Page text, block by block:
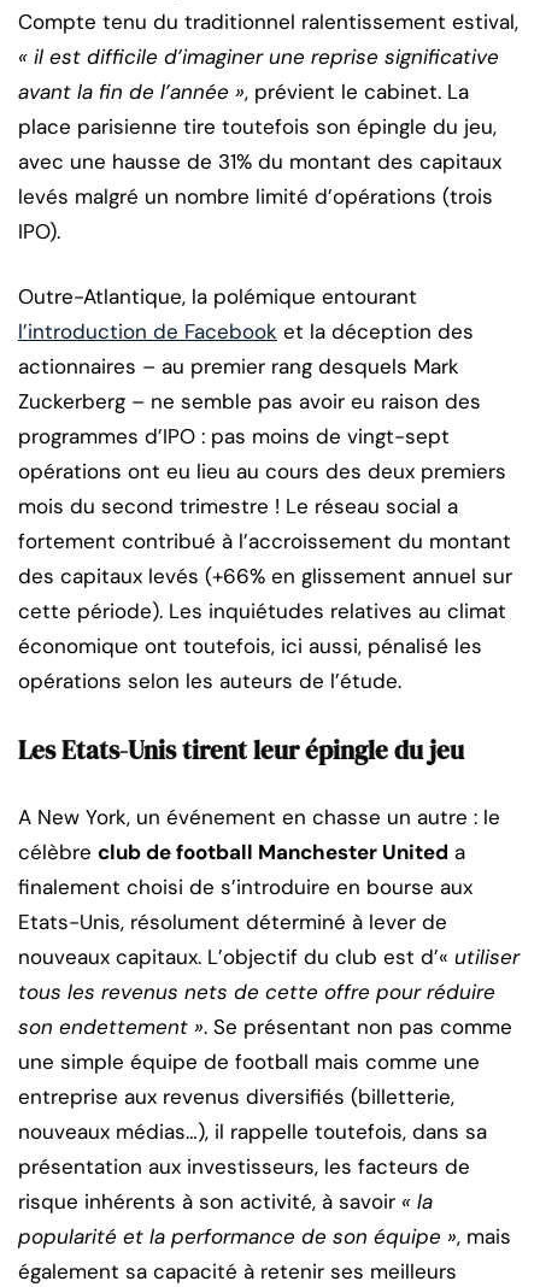
Compte tenu du traditionnel ralentissement estival,
« il est difficile d’imaginer une reprise significative
avant la fin de l’année », prévient le cabinet. La
place parisienne tire toutefois son épingle du jeu,
avec une hausse de 31% du montant des capitaux
levés malgré un nombre limité d’opérations (trois
IPO).
Outre-Atlantique, la polémique entourant
l’introduction de Facebook et la déception des
actionnaires – au premier rang desquels Mark
Zuckerberg – ne semble pas avoir eu raison des
programmes d’IPO : pas moins de vingt-sept
opérations ont eu lieu au cours des deux premiers
mois du second trimestre ! Le réseau social a
fortement contribué à l’accroissement du montant
des capitaux levés (+66% en glissement annuel sur
cette période). Les inquiétudes relatives au climat
économique ont toutefois, ici aussi, pénalisé les
opérations selon les auteurs de l’étude.
Les Etats-Unis tirent leur épingle du jeu
A New York, un événement en chasse un autre : le
célèbre club de football Manchester United a
finalement choisi de s’introduire en bourse aux
Etats-Unis, résolument déterminé à lever de
nouveaux capitaux. L’objectif du club est d’« utiliser
tous les revenus nets de cette offre pour réduire
son endettement ». Se présentant non pas comme
une simple équipe de football mais comme une
entreprise aux revenus diversifiés (billetterie,
nouveaux médias…), il rappelle toutefois, dans sa
présentation aux investisseurs, les facteurs de
risque inhérents à son activité, à savoir « la
popularité et la performance de son équipe », mais
également sa capacité à retenir ses meilleurs